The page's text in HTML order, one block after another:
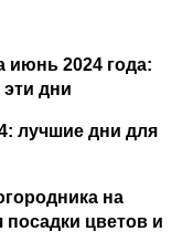
2024 года:
дни
лучшие дни для
на
цветов и